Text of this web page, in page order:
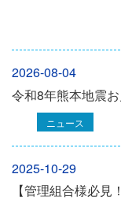
2026-08-04
令和8年熊本地震
ニュース
2025-10-29
【管理組合様必